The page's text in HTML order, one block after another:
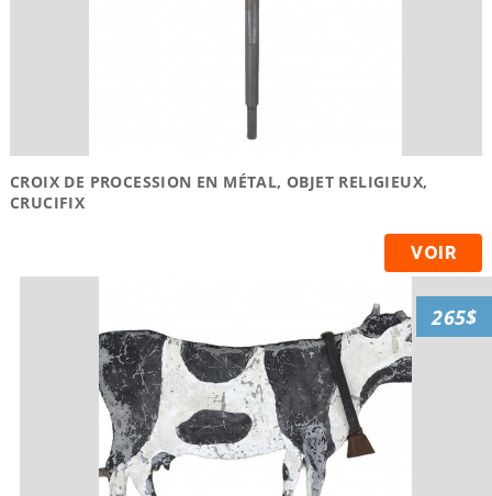
CROIX DE PROCESSION EN MÉTAL, OBJET RELIGIEUX,
CRUCIFIX
VOIR
265$